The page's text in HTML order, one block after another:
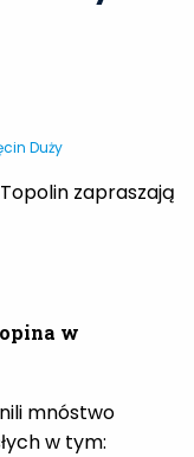
Duży
zapraszają
w
mnóstwo
w tym: